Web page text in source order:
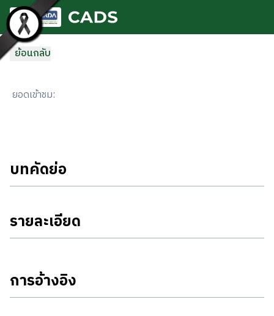
ข้ามไปยังเนื้อหาหลัก
ย้อนกลับ
ยอดเข้าชม:
บทคัดย่อ
รายละเอียด
การอ้างอิง